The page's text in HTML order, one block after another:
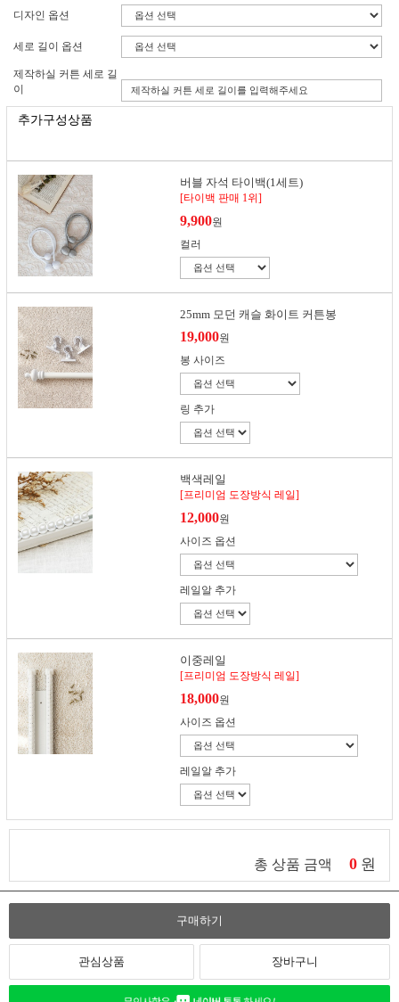
디자인 옵션
세로 길이 옵션
제작하실 커튼 세로 길
이
추가구성상품
버블 자석 타이백(1세트)
[타이백 판매 1위]
9,900원
컬러
25mm 모던 캐슬 화이트 커튼봉
19,000원
봉 사이즈
링 추가
백색레일
[프리미엄 도장방식 레일]
12,000원
사이즈 옵션
레일알 추가
이중레일
[프리미엄 도장방식 레일]
18,000원
사이즈 옵션
레일알 추가
총 상품 금액 0 원
구매하기
관심상품 장바구니